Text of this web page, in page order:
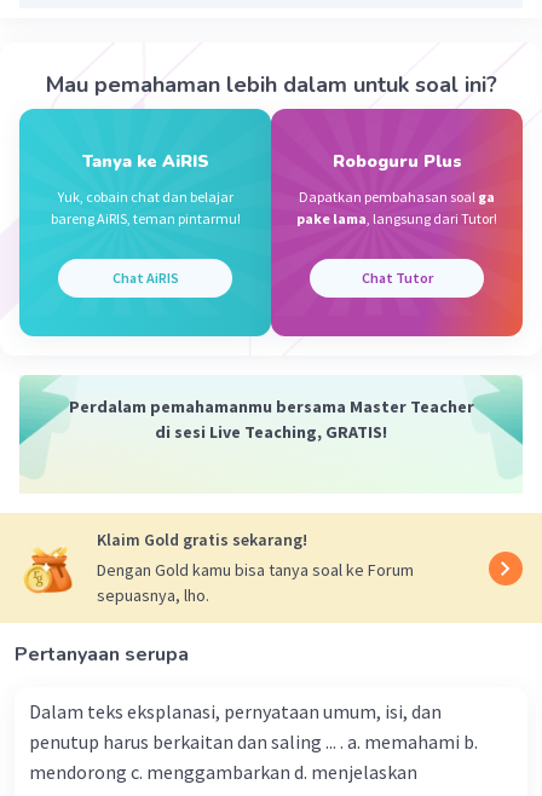
deretan penjelasan.
Mau pemahaman lebih dalam untuk soal ini?
Tanya ke AiRIS
Yuk, cobain chat dan belajar
bareng AiRIS, teman pintarmu!
Chat AiRIS
Roboguru Plus
Dapatkan pembahasan soal ga
pake lama, langsung dari Tutor!
Chat Tutor
Perdalam pemahamanmu bersama Master Teacher
di sesi Live Teaching, GRATIS!
Klaim Gold gratis sekarang!
Dengan Gold kamu bisa tanya soal ke Forum
sepuasnya, lho.
Pertanyaan serupa
Dalam teks eksplanasi, pernyataan umum, isi, dan
penutup harus berkaitan dan saling ... . a. memahami b.
mendorong c. menggambarkan d. menjelaskan